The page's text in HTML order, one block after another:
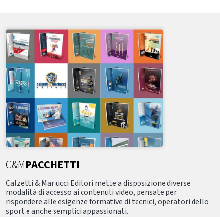
C&MPACCHETTI
Calzetti & Mariucci Editori mette a disposizione diverse
modalità di accesso ai contenuti video, pensate per
rispondere alle esigenze formative di tecnici, operatori dello
sport e anche semplici appassionati.